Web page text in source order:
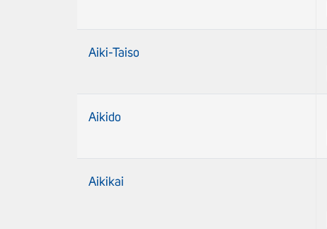
Aiki-Taiso
Aikido
Aikikai